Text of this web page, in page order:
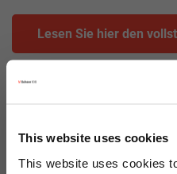
This website uses cookies
This website uses cookies
Lesen Sie hier den